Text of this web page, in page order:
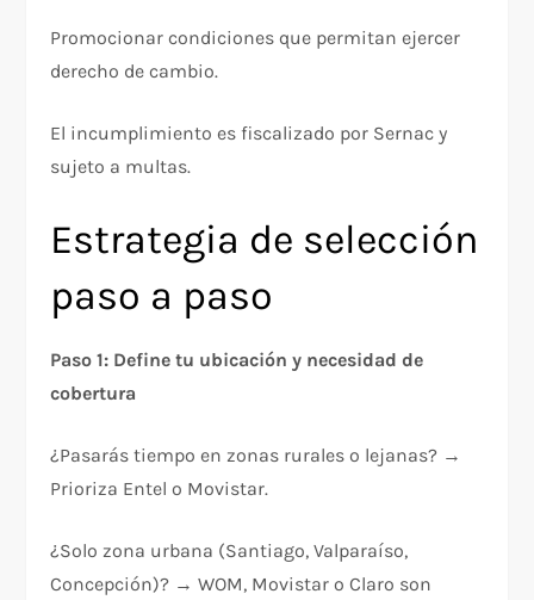
Promocionar condiciones que permitan ejercer
derecho de cambio.​
El incumplimiento es fiscalizado por Sernac y
sujeto a multas.​
Estrategia de selección
paso a paso
Paso 1: Define tu ubicación y necesidad de
cobertura
¿Pasarás tiempo en zonas rurales o lejanas? →
Prioriza Entel o Movistar.
¿Solo zona urbana (Santiago, Valparaíso,
Concepción)? → WOM, Movistar o Claro son